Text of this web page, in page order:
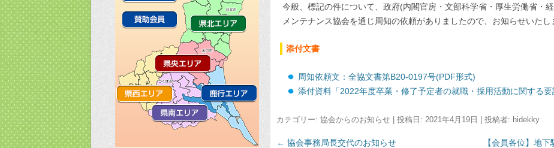
今般、標記の件について、政府(内閣官房・文部科学省・厚生労働省・
メンテナンス協会を通じ周知の依頼がありましたので、お知らせいたし
添付文書
周知依頼文：全協文書第B20-0197号(PDF形式)
添付資料「2022年度卒業・修了予定者の就職・採用活動に関する
カテゴリー:協会からのお知らせ | 投稿日:2021年4月19日 |投稿者: hidekky
投
← 協会事務局長交代のお知らせ
【会員各位】地